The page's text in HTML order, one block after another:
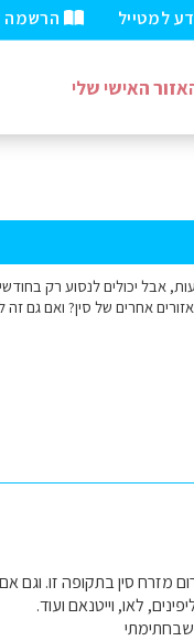
הרשמה למטייל
האישי שלי
סין - אנחנו רוצים לטייל בסין, עם העדפה ליונאן ודרום סין, במשך כ- 3
אחרים של סין? ואם גם זה
מזרח סין בתקופה זו. וגם
לאו, וייטנאם ועוד.
שבחתימתי